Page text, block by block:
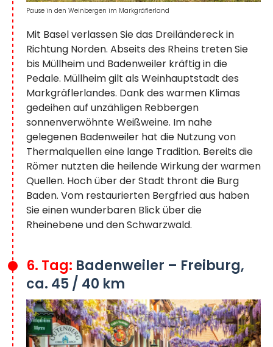
Mit Basel verlassen Sie das Dreiländereck in
Richtung Norden. Abseits des Rheins treten Sie
bis Müllheim und Badenweiler kräftig in die
Pedale. Müllheim gilt als Weinhauptstadt des
Markgräflerlandes. Dank des warmen Klimas
gedeihen auf unzähligen Rebbergen
sonnenverwöhnte Weißweine. Im nahe
gelegenen Badenweiler hat die Nutzung von
Thermalquellen eine lange Tradition. Bereits die
Römer nutzten die heilende Wirkung der warmen
Quellen. Hoch über der Stadt thront die Burg
Baden. Vom restaurierten Bergfried aus haben
Sie einen wunderbaren Blick über die
Rheinebene und den Schwarzwald.
Pause in den Weinbergen im Markgräflerland
6. Tag: Badenweiler – Freiburg,
ca. 45 / 40 km